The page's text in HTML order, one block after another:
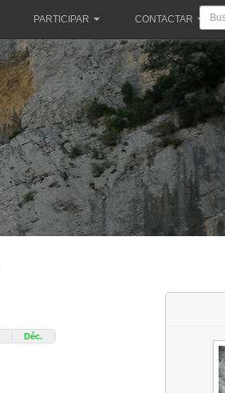
PARTICIPAR CONTACTAR
Déc.